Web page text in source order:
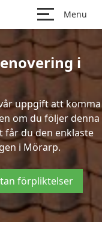
Menu
i
uppgift att komma
om du följer denna
får du den enklaste
i Mörarp.
förpliktelser